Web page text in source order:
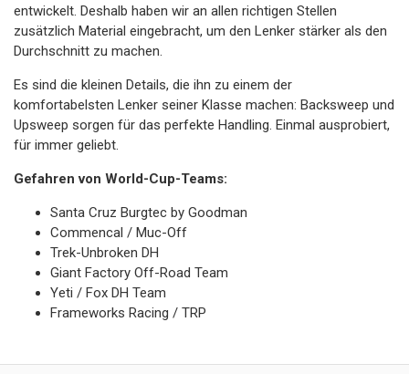
entwickelt. Deshalb haben wir an allen richtigen Stellen
zusätzlich Material eingebracht, um den Lenker stärker als den
Durchschnitt zu machen.
Es sind die kleinen Details, die ihn zu einem der
komfortabelsten Lenker seiner Klasse machen: Backsweep und
Upsweep sorgen für das perfekte Handling. Einmal ausprobiert,
für immer geliebt.
Gefahren von World-Cup-Teams:
Santa Cruz Burgtec by Goodman
Commencal / Muc-Off
Trek-Unbroken DH
Giant Factory Off-Road Team
Yeti / Fox DH Team
Frameworks Racing / TRP